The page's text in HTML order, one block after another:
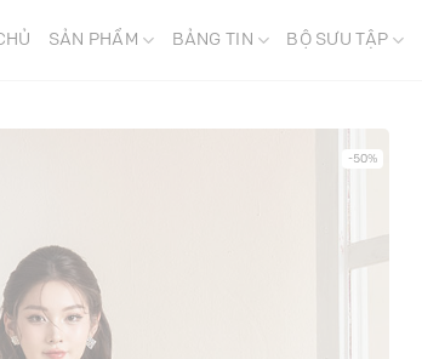
SẢN PHẨM BẢNG TIN BỘ SƯU TẬP
-50%